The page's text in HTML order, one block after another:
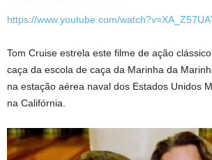
https://www.youtube.com/
Tom Cruise estrela este filme de ação
caça da escola de caça da Marinha da
na estação aérea naval dos Estados Unidos
na Califórnia.